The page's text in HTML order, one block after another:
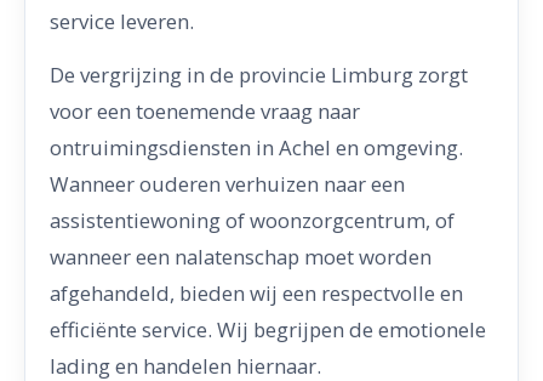
service leveren.
De vergrijzing in de provincie Limburg zorgt
voor een toenemende vraag naar
ontruimingsdiensten in Achel en omgeving.
Wanneer ouderen verhuizen naar een
assistentiewoning of woonzorgcentrum, of
wanneer een nalatenschap moet worden
afgehandeld, bieden wij een respectvolle en
efficiënte service. Wij begrijpen de emotionele
lading en handelen hiernaar.